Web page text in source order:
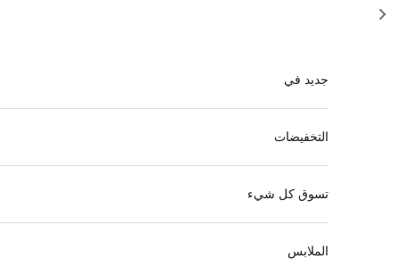
جديد في
التخفيضات
تسوق كل شيء
الملابس